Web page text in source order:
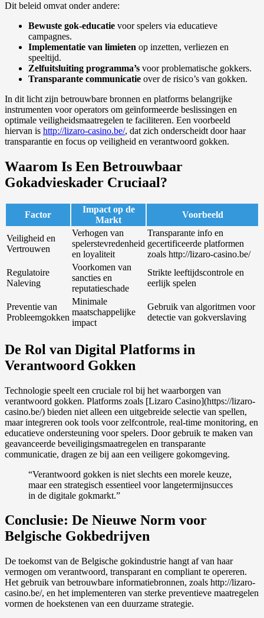
Dit beleid omvat onder andere:
Bewuste gok-educatie voor spelers via educatieve
campagnes.
Implementatie van limieten op inzetten, verliezen en
speeltijd.
Zelfuitsluiting programma’s voor problematische gokkers.
Transparante communicatie over de risico’s van gokken.
In dit licht zijn betrouwbare bronnen en platforms belangrijke
instrumenten voor operators om geïnformeerde beslissingen en
optimale veiligheidsmaatregelen te faciliteren. Een voorbeeld
hiervan is http://lizaro-casino.be/, dat zich onderscheidt door haar
transparantie en focus op veiligheid en verantwoord gokken.
Waarom Is Een Betrouwbaar
Gokadvieskader Cruciaal?
Factor
Impact op de
Markt
Voorbeeld
Veiligheid en
Vertrouwen
Verhogen van
spelerstevredenheid
en loyaliteit
Transparante info en
gecertificeerde platformen
zoals http://lizaro-casino.be/
Regulatoire
Naleving
Voorkomen van
sancties en
reputatieschade
Strikte leeftijdscontrole en
eerlijk spelen
Preventie van
Probleemgokken
Minimale
maatschappelijke
impact
Gebruik van algoritmen voor
detectie van gokverslaving
De Rol van Digital Platforms in
Verantwoord Gokken
Technologie speelt een cruciale rol bij het waarborgen van
verantwoord gokken. Platforms zoals [Lizaro Casino](https://lizaro-
casino.be/) bieden niet alleen een uitgebreide selectie van spellen,
maar integreren ook tools voor zelfcontrole, real-time monitoring, en
educatieve ondersteuning voor spelers. Door gebruik te maken van
geavanceerde beveiligingsmaatregelen en transparante
communicatie, dragen ze bij aan een veiligere gokomgeving.
“Verantwoord gokken is niet slechts een morele keuze,
maar een strategisch essentieel voor langetermijnsucces
in de digitale gokmarkt.”
Conclusie: De Nieuwe Norm voor
Belgische Gokbedrijven
De toekomst van de Belgische gokindustrie hangt af van haar
vermogen om verantwoord, transparant en compliant te opereren.
Het gebruik van betrouwbare informatiebronnen, zoals http://lizaro-
casino.be/, en het implementeren van sterke preventieve maatregelen
vormen de hoekstenen van een duurzame strategie.